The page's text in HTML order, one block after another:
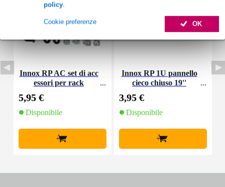
policy.
OK
Cookie preferenze
Innox RP AC set di acc
essori per rack
5,95 €
Disponibile
+
Innox RP 1U pannello
cieco chiuso 19''
3,95 €
Disponibile
+